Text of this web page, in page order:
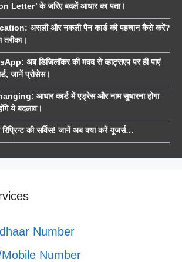
Letter’ के जरिए बदलें आधार का पता।
असली और नकली पैन कार्ड की पहचान कैसे करें?
अब डिजिलॉकर की मदद से व्हाट्सएप पर ही पाएं
जानें प्रोसेस।
आधार कार्ड में एड्रेस और नाम सुधारना होगा
ये बदलाव।
की सर्विस! जानें अब क्या करें यूजर्स…
Number
Number